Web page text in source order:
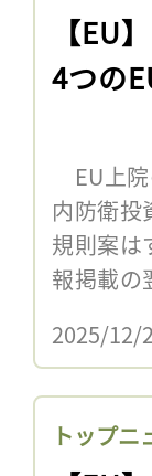
【EU
4つの
EU上院
内防衛投
規則案は
報掲載
2025/12/
トップニ